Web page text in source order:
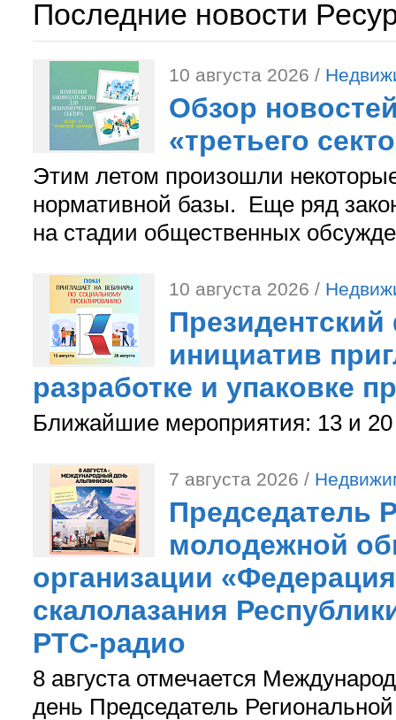
Последние новости
10 августа 2026 /
Обзор
«третьего
Этим летом произошли
нормативной базы. Еще ряд
на стадии общественных
10 августа 2026 /
инициатив
разработке и упаковке
Ближайшие мероприятия: 13 и 20
7 августа 2026 /
Председатель
молодежной
организации
скалолазания
РТС-радио
8 августа отмечается
день Председатель